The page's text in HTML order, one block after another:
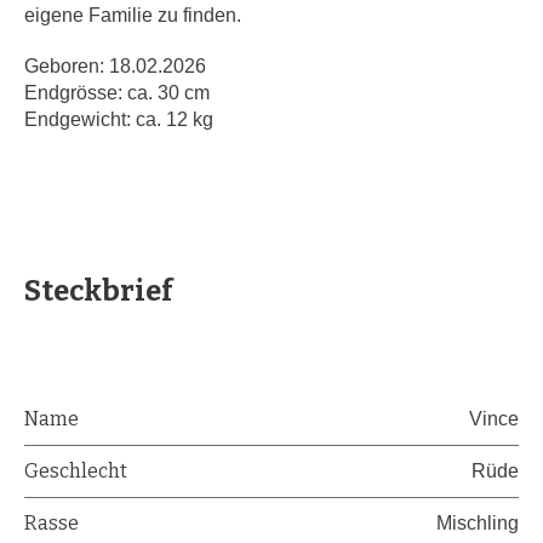
eigene Familie zu finden.
Geboren: 18.02.2026
Endgrösse: ca. 30 cm
Endgewicht: ca. 12 kg
Steckbrief
Name Vince
Geschlecht Rüde
Rasse Mischling